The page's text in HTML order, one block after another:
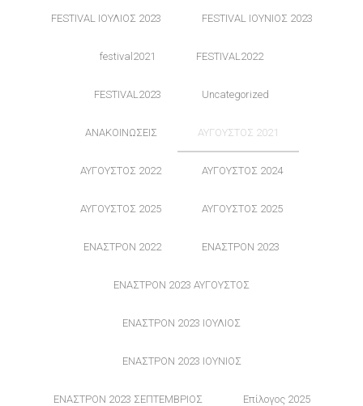
FESTIVAL ΙΟΥΛΙΟΣ 2023 FESTIVAL ΙΟΥΝΙΟΣ 2023
festival2021 FESTIVAL2022
FESTIVAL2023 Uncategorized
ΑΝΑΚΟΙΝΩΣΕΙΣ ΑΥΓΟΥΣΤΟΣ 2021
ΑΥΓΟΥΣΤΟΣ 2022 ΑΥΓΟΥΣΤΟΣ 2024
ΑΥΓΟΥΣΤΟΣ 2025 ΑΥΓΟΥΣΤΟΣ 2025
ΕΝΑΣΤΡΟΝ 2022 ΕΝΑΣΤΡΟΝ 2023
ΕΝΑΣΤΡΟΝ 2023 ΑΥΓΟΥΣΤΟΣ
ΕΝΑΣΤΡΟΝ 2023 ΙΟΥΛΙΟΣ
ΕΝΑΣΤΡΟΝ 2023 ΙΟΥΝΙΟΣ
ΕΝΑΣΤΡΟΝ 2023 ΣΕΠΤΕΜΒΡΙΟΣ Επίλογος 2025